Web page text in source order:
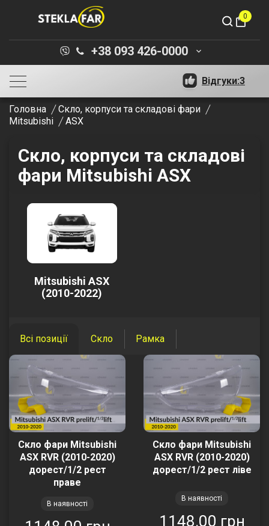
shopping_bag
0
+38 093 426-0000 keyboard_arrow_down
Відгуки:3
Головна
Скло, корпуси та складові фари
Mitsubishi
ASX
Скло, корпуси та складові
фари Mitsubishi ASX
Mitsubishi ASX
(2010-2022)
Всі позиції Скло Рамка
Скло фари Mitsubishi
ASX RVR (2010-2020)
дорест/1/2 рест
праве
В наявності
Скло фари Mitsubishi
ASX RVR (2010-2020)
дорест/1/2 рест ліве
В наявності
1148.00 грн